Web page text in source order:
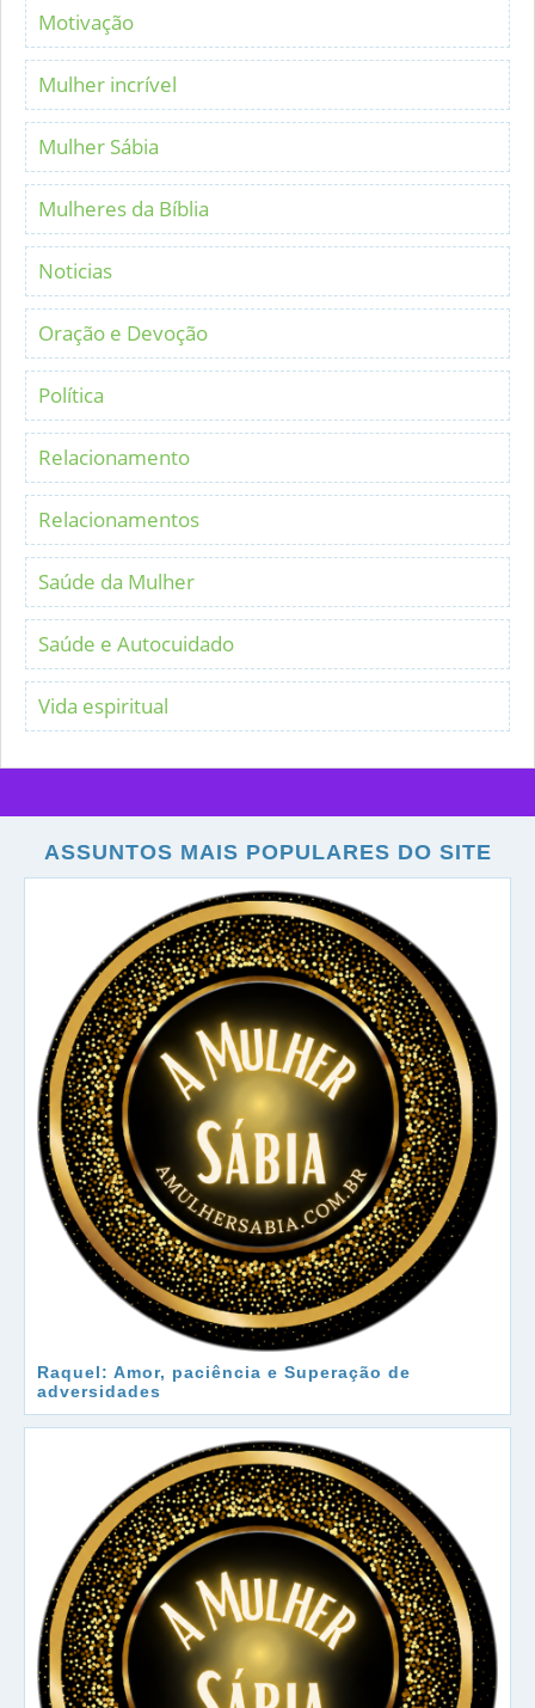
Motivação
Mulher incrível
Mulher Sábia
Mulheres da Bíblia
Noticias
Oração e Devoção
Política
Relacionamento
Relacionamentos
Saúde da Mulher
Saúde e Autocuidado
Vida espiritual
ASSUNTOS MAIS POPULARES DO SITE
Raquel: Amor, paciência e Superação de
adversidades